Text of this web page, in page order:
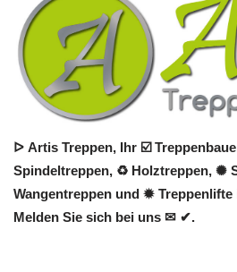
ᐅ Artis Treppen, Ihr ☑️
Spindeltreppen, ♻ Holztreppen, ✺
Wangentreppen und ✹
Melden Sie sich bei uns ✉ ✔.